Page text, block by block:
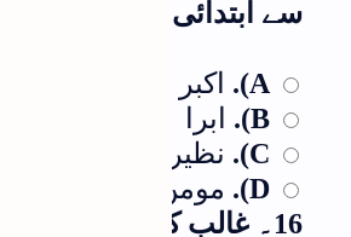
سے ابتدائی کتابیں پڑھی
A).
اکبر الہ آبادی
B).
ابرا ہیم ذوق
C).
نظیر اکبر آبادی
D).
مومن خاں مومن
16۔ غالب کے نزدیک